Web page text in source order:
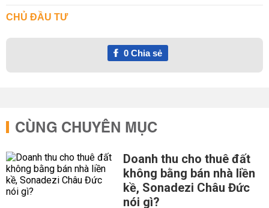
CHỦ ĐẦU TƯ
0Chia sẻ
CÙNG CHUYÊN MỤC
Doanh thu cho thuê đất
không bằng bán nhà liền
kề, Sonadezi Châu Đức
nói gì?